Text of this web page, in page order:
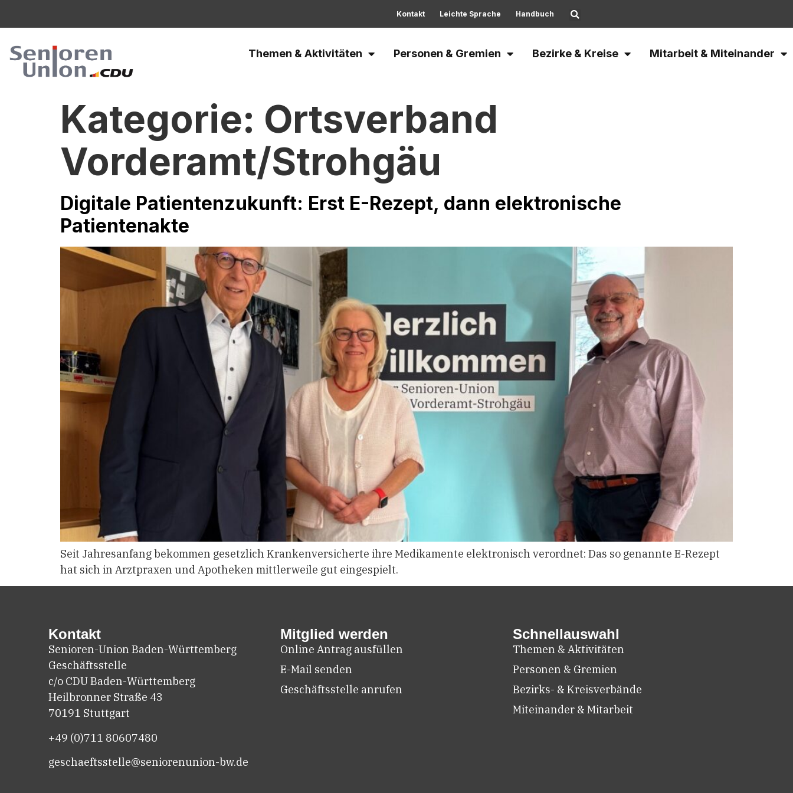
Kontakt Leichte Sprache Handbuch
Themen & Aktivitäten Personen & Gremien Bezirke & Kreise Mitarbeit & Miteinander
Kategorie: Ortsverband
Vorderamt/Strohgäu
Digitale Patientenzukunft: Erst E-Rezept, dann elektronische
Patientenakte
Seit Jahresanfang bekommen gesetzlich Krankenversicherte ihre Medikamente elektronisch verordnet: Das so genannte E-Rezept
hat sich in Arztpraxen und Apotheken mittlerweile gut eingespielt.
Kontakt
Senioren-Union Baden-Württemberg
Geschäftsstelle
c/o CDU Baden-Württemberg
Heilbronner Straße 43
70191 Stuttgart
+49 (0)711 80607480
geschaeftsstelle@seniorenunion-bw.de
Mitglied werden
Online Antrag ausfüllen
E-Mail senden
Geschäftsstelle anrufen
Schnellauswahl
Themen & Aktivitäten
Personen & Gremien
Bezirks- & Kreisverbände
Miteinander & Mitarbeit